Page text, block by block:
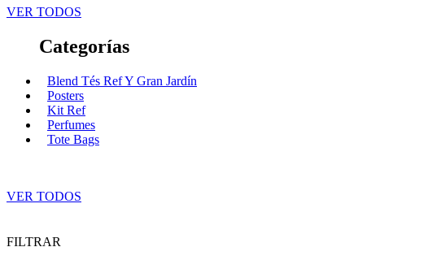
VER TODOS
Categorías
Blend Tés Ref Y Gran Jardín
Posters
Kit Ref
Perfumes
Tote Bags
VER TODOS
FILTRAR